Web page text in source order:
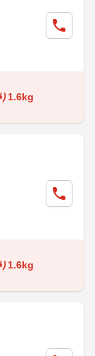
1.6kg
1.6kg